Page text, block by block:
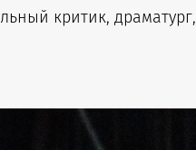
критик, драматург,